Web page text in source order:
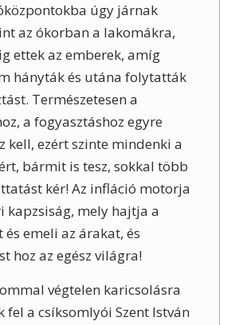
úgy járnak
az ókorban a lakomákra,
ettek az emberek, amíg
hányták és utána folytatták
Természetesen a
a fogyasztáshoz egyre
kell, ezért szinte mindenki a
bármit is tesz, sokkal több
kér! Az infláció motorja
kapzsiság, mely hajtja a
és emeli az árakat, és
hoz az egész világra!
végtelen karicsolásra
fel a csíksomlyói Szent István